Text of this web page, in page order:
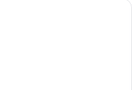
유럽 패밀리 트윈 | 1 개의 침실, 고급